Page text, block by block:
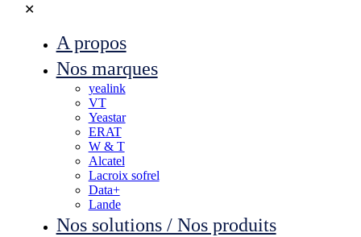
✕
A propos
Nos marques
yealink
VT
Yeastar
ERAT
W & T
Alcatel
Lacroix sofrel
Data+
Lande
Nos solutions / Nos produits